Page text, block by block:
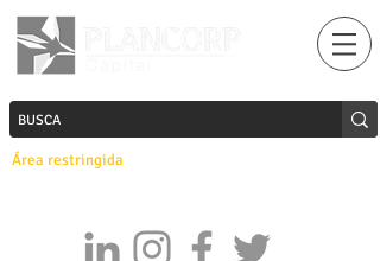
Área restringida